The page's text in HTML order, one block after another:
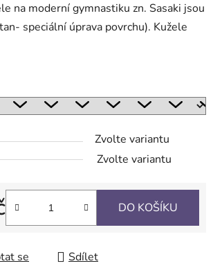
na moderní gymnastiku zn. Sasaki jsou
speciální úprava povrchu). Kužele
Zvolte variantu
Zvolte variantu
DO KOŠÍKU
se Sdílet